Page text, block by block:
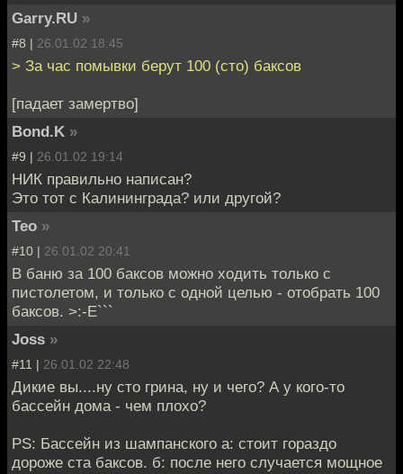
Garry.RU »
#8 | 26.01.02 18:45
> За час помывки берут 100 (сто) баксов
[падает замертво]
Bond.K »
#9 | 26.01.02 19:14
НИК правильно написан?
Это тот с Калининграда? или другой?
Teo »
#10 | 26.01.02 20:41
В баню за 100 баксов можно ходить только с
пистолетом, и только с одной целью - отобрать 100
баксов. >:-Е```
Joss »
#11 | 26.01.02 22:48
Дикие вы....ну сто грина, ну и чего? А у кого-то
бассейн дома - чем плохо?
PS: Бассейн из шампанского a: стоит гораздо
дороже ста баксов. б: после него случается мощное